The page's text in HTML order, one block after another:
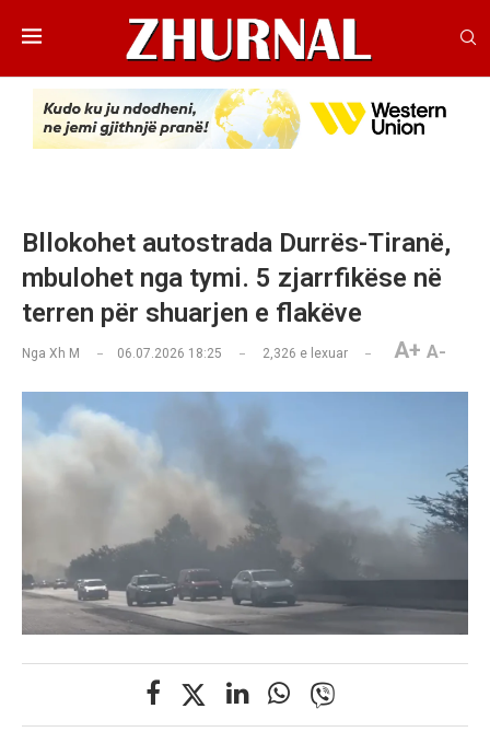
Bllokohet autostrada Durrës-Tiranë,
mbulohet nga tymi. 5 zjarrfikëse në
terren për shuarjen e flakëve
Nga Xh M 06.07.2026 18:25 2,326 e lexuar A+ A-